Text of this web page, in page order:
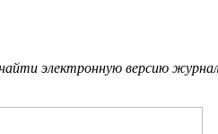
электронную версию